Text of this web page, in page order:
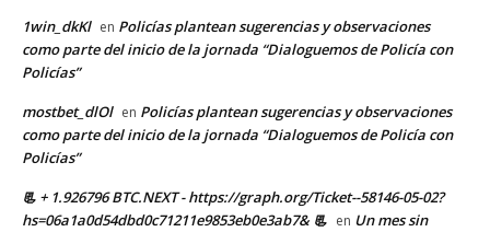
1win_dkKl en Policías plantean sugerencias y observaciones
como parte del inicio de la jornada “Dialoguemos de Policía con
Policías”
mostbet_dlOl en Policías plantean sugerencias y observaciones
como parte del inicio de la jornada “Dialoguemos de Policía con
Policías”
📃 + 1.926796 BTC.NEXT - https://graph.org/Ticket--58146-05-02?
hs=06a1a0d54dbd0c71211e9853eb0e3ab7& 📃 en Un mes sin